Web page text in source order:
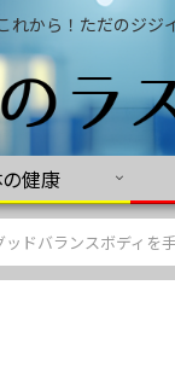
れから！ただのジジ
健康
ドバランスボディを